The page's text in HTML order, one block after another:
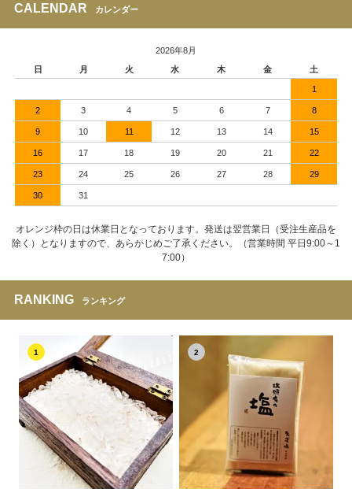
CALENDAR カレンダー
2026年8月
日
月 火 水 木 金 土
1
2 3 4 5 6 7 8
9 10 11 12 13 14 15
16 17 18 19 20 21 22
23 24 25 26 27 28 29
30 31
オレンジ枠の日は休業日となっております。発送は翌営業日（受注生産品を
除く）となりますので、あらかじめご了承ください。（営業時間 平日9:00～1
7:00）
RANKING ランキング
1 2